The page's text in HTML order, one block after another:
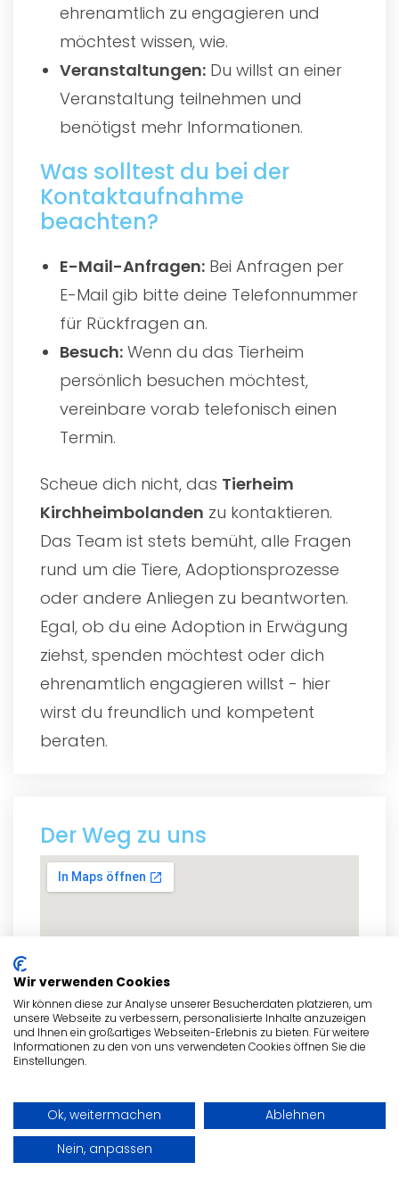
ehrenamtlich zu engagieren und
möchtest wissen, wie.
Veranstaltungen: Du willst an einer
Veranstaltung teilnehmen und
benötigst mehr Informationen.
Was solltest du bei der
Kontaktaufnahme
beachten?
E-Mail-Anfragen: Bei Anfragen per
E-Mail gib bitte deine Telefonnummer
für Rückfragen an.
Besuch: Wenn du das Tierheim
persönlich besuchen möchtest,
vereinbare vorab telefonisch einen
Termin.
Scheue dich nicht, das Tierheim
Kirchheimbolanden zu kontaktieren.
Das Team ist stets bemüht, alle Fragen
rund um die Tiere, Adoptionsprozesse
oder andere Anliegen zu beantworten.
Egal, ob du eine Adoption in Erwägung
ziehst, spenden möchtest oder dich
ehrenamtlich engagieren willst - hier
wirst du freundlich und kompetent
beraten.
Der Weg zu uns
zum Routenplaner
Wir verwenden Cookies
Wir können diese zur Analyse unserer Besucherdaten platzieren, um
unsere Webseite zu verbessern, personalisierte Inhalte anzuzeigen
und Ihnen ein großartiges Webseiten-Erlebnis zu bieten. Für weitere
Informationen zu den von uns verwendeten Cookies öffnen Sie die
Einstellungen.
Ok, weitermachen
Ablehnen
Nein, anpassen